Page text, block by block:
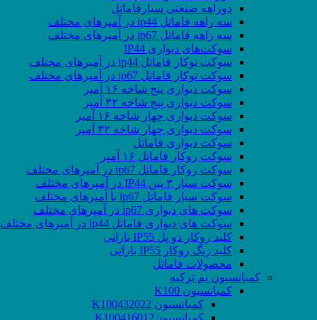
دوراهه صنعتی سیارفاماتل
سه راهه فاماتل ip44 در آمپرهای مختلف
سه راهه فاماتل ip67 در آمپرهای مختلف
سوکت‌های دیواری IP44
سوکت توکار فاماتل ip44 در آمپرهای مختلف
سوکت توکار فاماتل ip67 در آمپرهای مختلف
سوکت دیواری پنج شاخه ۱۶ آمپر
سوکت دیواری پنج شاخه ۳۲ آمپر
سوکت دیواری چهار شاخه ۱۶ آمپر
سوکت دیواری چهار شاخه ۳۲ آمپر
سوکت دیواری فاماتل
سوکت روکار فاماتل ۱۶ آمپر
سوکت روکار فاماتل ip67 در آمپرهای مختلف
سوکت سیار ۳ پین IP44 در آمپرهای مختلف
سوکت سیار فاماتل ip67 با آمپرهای مختلف
سوکت های دیواری ip67 در آمپرهای مختلف
سوکت های دیواری فاماتل ip44 در آمپرهای مختلف
کلید روکار دو پل IP55 بارانی
کلید زنگ روکار IP55 بارانی
محصولات فاماتل
کمبانسیون تم ترکیه
کمبانسیون K100
کمبانسیون K100432022